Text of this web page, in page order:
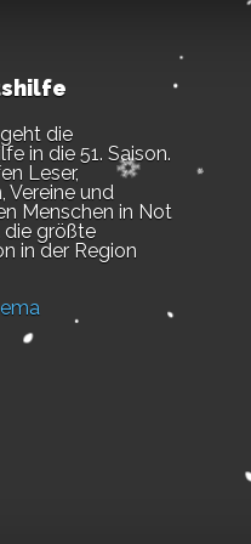
die
in die 51. Saison.
Leser,
Vereine und
Menschen in Not
die größte
in der Region